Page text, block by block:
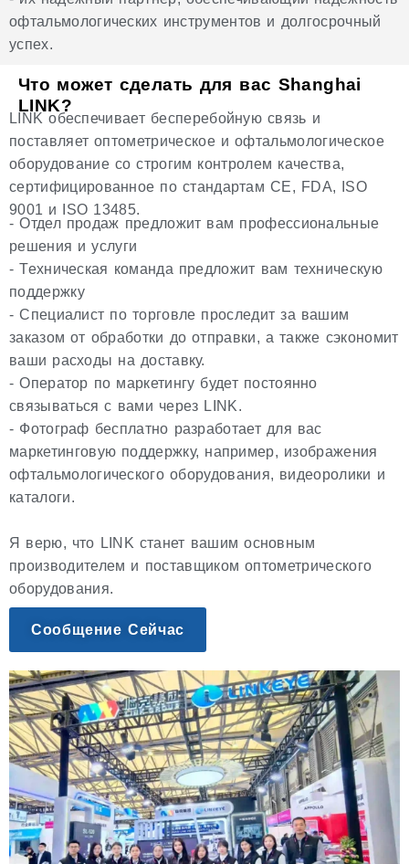
офтальмологических инструментов и долгосрочный
успех.
Что может сделать для вас Shanghai
LINK?
LINK обеспечивает бесперебойную связь и
поставляет оптометрическое и офтальмологическое
оборудование со строгим контролем качества,
сертифицированное по стандартам CE, FDA, ISO
9001 и ISO 13485.
- Отдел продаж предложит вам профессиональные
решения и услуги
- Техническая команда предложит вам техническую
поддержку
- Специалист по торговле проследит за вашим
заказом от обработки до отправки, а также сэкономит
ваши расходы на доставку.
- Оператор по маркетингу будет постоянно
связываться с вами через LINK.
- Фотограф бесплатно разработает для вас
маркетинговую поддержку, например, изображения
офтальмологического оборудования, видеоролики и
каталоги.
Я верю, что LINK станет вашим основным
производителем и поставщиком оптометрического
оборудования.
Сообщение Сейчас